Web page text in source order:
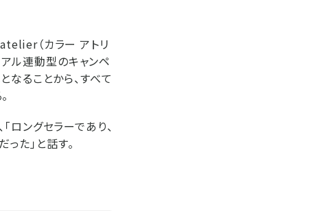
（カラー アトリ
アル連動型のキャンペ
ることから、すべて
ングセラーであり、
た」と話す。